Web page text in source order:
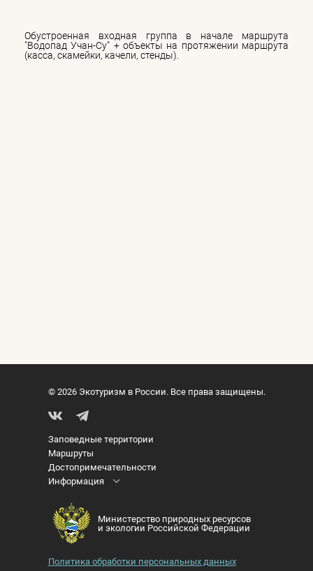
Обустроенная входная группа в начале маршрута
"Водопад Учан-Су" + объекты на протяжении маршрута
(касса, скамейки, качели, стенды).
© 2026 Экотуризм в России. Все права защищены.
Заповедные территории
Маршруты
Достопримечательности
Информация
Министерство природных ресурсов
и экологии Российской Федерации
Политика обработки персональных данных